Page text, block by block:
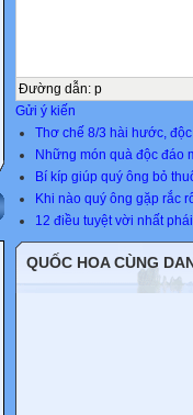
Đường dẫn: p
Gửi ý kiến
Thơ chế 8/3 hài hước,
Những món quà độc đáo
Bí kíp giúp quý ông bỏ
Khi nào quý ông gặp rắc
12 điều tuyệt vời nhất
QUỐC HOA CÙNG